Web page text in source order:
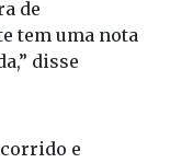
de
tem uma nota
disse
e